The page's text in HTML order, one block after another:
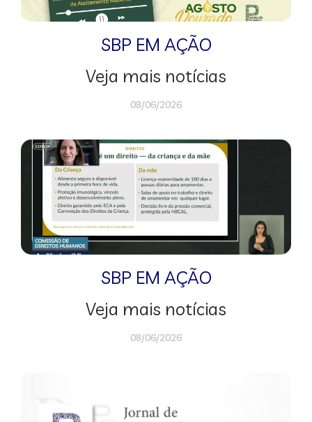
SBP EM AÇÃO
Veja mais notícias
08/06/2026
SBP EM AÇÃO
Veja mais notícias
08/06/2026